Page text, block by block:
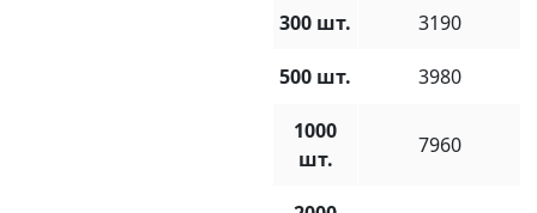
300 шт. 3190
500 шт. 3980
1000
шт.
7960